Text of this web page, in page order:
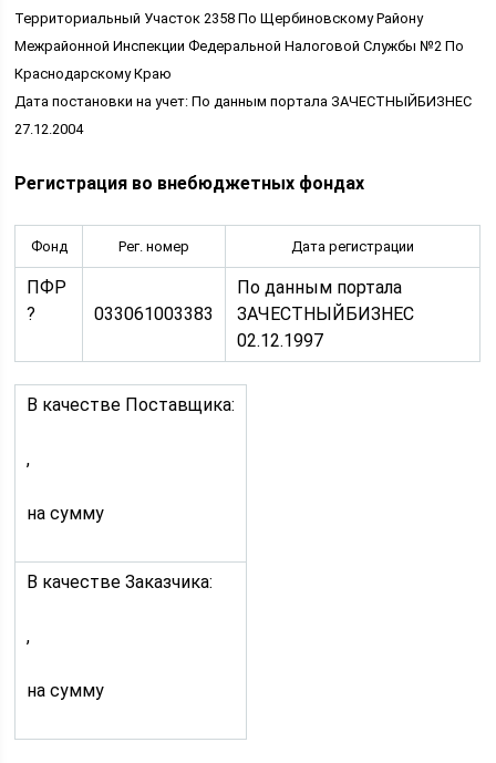
Территориальный Участок 2358 По Щербиновскому Району
Межрайонной Инспекции Федеральной Налоговой Службы №2 По
Краснодарскому Краю
Дата постановки на учет: По данным портала ЗАЧЕСТНЫЙБИЗНЕС
27.12.2004
Регистрация во внебюджетных фондах
Фонд Рег. номер Дата регистрации
ПФР
?
033061003383
По данным портала
ЗАЧЕСТНЫЙБИЗНЕС
02.12.1997
В качестве Поставщика:
,
на сумму
В качестве Заказчика:
,
на сумму